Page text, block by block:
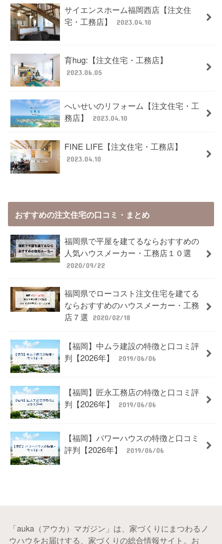
サイエンスホーム福岡西店【注文住
宅・工務店】
2023.04.10
育hug:【注文住宅・工務店】
2023.06.05
へいせいのリフォーム【注文住宅・工
務店】
2023.04.10
FINE LIFE【注文住宅・工務店】
2023.04.10
おすすめの注文住宅の口コミ・まとめ
福岡県で平屋を建てるならおすすめの
人気ハウスメーカー・工務店１０選
2020/09/22
福岡県でローコスト注文住宅を建てる
ならおすすめのハウスメーカー・工務
店７選
2020/02/18
【福岡】中ムラ建設の特徴と口コミ評
判【2026年】
2019/06/06
【福岡】匠永工務店の特徴と口コミ評
判【2026年】
2019/06/06
【福岡】パワーハウスの特徴と口コミ
評判【2026年】
2019/06/06
「auka（アウカ）マガジン」は、家づくりにまつわるノ
ウハウをお届けする、家づくりの総合情報サイト。お